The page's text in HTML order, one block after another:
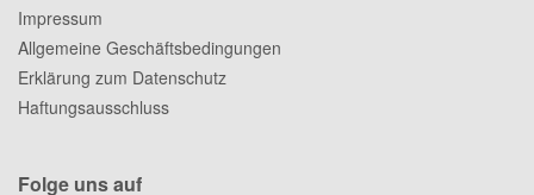
Impressum
Allgemeine Geschäftsbedingungen
Erklärung zum Datenschutz
Haftungsausschluss
Folge uns auf